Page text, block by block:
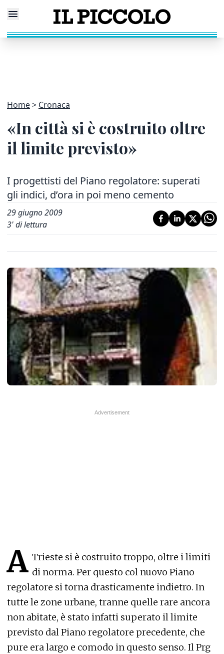
Home Cronaca
«In città si è costruito oltre
il limite previsto»
I progettisti del Piano regolatore: superati
gli indici, d’ora in poi meno cemento
29 giugno 2009
3' di lettura
A Trieste si è costruito troppo, oltre i limiti
di norma. Per questo col nuovo Piano
regolatore si torna drasticamente indietro. In
tutte le zone urbane, tranne quelle rare ancora
non abitate, è stato infatti superato il limite
previsto dal Piano regolatore precedente, che
pure era largo e comodo in questo senso. Il Prg